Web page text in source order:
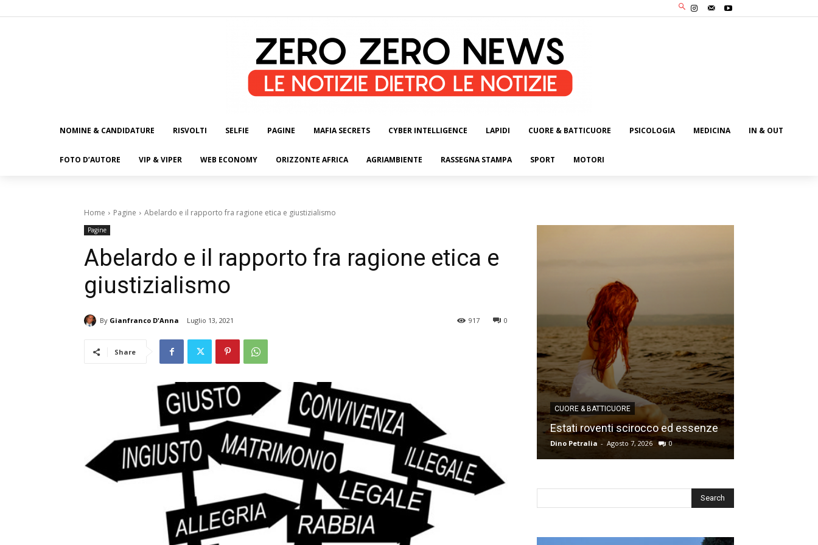
NOMINE & CANDIDATURE RISVOLTI SELFIE PAGINE MAFIA SECRETS CYBER INTELLIGENCE LAPIDI CUORE & BATTICUORE PSICOLOGIA MEDICINA IN & OUT
FOTO D’AUTORE VIP & VIPER WEB ECONOMY ORIZZONTE AFRICA AGRIAMBIENTE RASSEGNA STAMPA SPORT MOTORI
Home Pagine Abelardo e il rapporto fra ragione etica e giustizialismo
Pagine
Abelardo e il rapporto fra ragione etica e
giustizialismo
By Gianfranco D'Anna Luglio 13, 2021 0
917
Share
CUORE & BATTICUORE
Estati roventi scirocco ed essenze
Dino Petralia - Agosto 7, 2026 0